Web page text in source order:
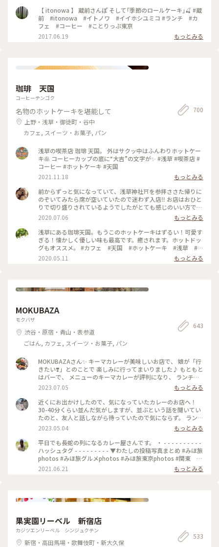
【 itonowa 】 蔵前さんぽ そして｢季節のロールケーキ｣🍒 #蔵
前 #itonowa #イトノワ #イイホシユミコ #ランチ #カ
フェ #コーヒー #ことりっぷ東京
2017.06.19
もっとみる
珈琲 天国
コーヒーテンゴク
名物のホットケーキを堪能して
上野・浅草・御徒町・谷中
カフェ, スイーツ・お菓子, パン
700
浅草の喫茶店 珈琲 天国。 外はサクッ中はふんわりホットケー
キ🥞 コーヒーカップの底に“大吉”の文字が✨ #浅草 #喫茶店 #
コーヒー #ホットケーキ #天国
2021.11.18
もっとみる
前からずっと気になっていて、浅草神社⛩を参拝ささた帰りに
のぞいてみたら席が空いていたので迷わず入店‼️ お店はおひと
りで切り盛りされているようでしたがとても感じのいい方で、
ホットケーキ🥞は昔ながらの素朴なかんじがコーヒー☕️によく
合って美味しかった😆💕
2020.07.06
もっとみる
浅草にある珈琲天国。もうこのホットケーキはずるい！可愛す
ぎる！懐かしく優しい味も最高です。癒されます。ホットドッ
グもオススメ。 #カフェ #天国 #ホットケーキ #浅草 #東
京
2020.05.11 もっとみる
MOKUBAZA
モクバザ
渋谷・原宿・青山・表参道
ごはん, カフェ, スイーツ・お菓子, パン
643
MOKUBAZAさん✨ キーマカレーが美味しいお店で、 娘が「行
きたい❣️」とのことで 楽しみに行ってまいりました♪ もともと
はバーで、 メニューのキーマカレーが評判になり、 ランチタ
イムも営業するようになったとのことです。 20時間以上かけ
て作るキーマカレーは 本当に味わい深くてスパイスたっぷり
で とても美味しいです✨ さらに、小麦粉、化学調味料、人工
添加物 なども入っていないそうで、 身体にも優しいカレーで
す(o^^o) 私たちは、チーズキーマカレーを マンゴーラッシー
と一緒にいただきました♡ モッツァレラチーズがとろ〜り✨
とても美味しかったです❣️ 他にもナッツキーマカレーや、 コリ
アンダーキーマカレー、 アボカドキーマカレーなどなど💕 次
にうかがうのが楽しみになりました•*¨*•.¸¸♡ ★山手線原宿駅
より徒歩9分 ★副都心線北参道駅より徒歩6分 ★総武線千駄ヶ
谷駅より徒歩10分 ★大江戸線国立競技場駅より徒歩10分
#MOKUBAZA #私のことりっぷ旅 #ランチ #チーズキーマカレ
2023.07.05
もっとみる
近くにお出かけしたので、気になっていたカレーのお店へ！
30-40分くらい並んだ気がしますが、並ぶという話を聞いてい
たのと、友人と話しながら待っていたので気にならず。 ランチ
は14時までらしいですが、その時間までに並んでいたら入れる
みたいです🙆🏻‍♀️ 私は、焼きエッグキーマカレー（Sサイズ
¥1,280）をいただきました🍛 熱々で、少し辛めですが、私の
好みの辛さでした（辛いのが苦手な友人は苦労してました😂）
何より、スパイスの香りが最高でした！！ これは行列ができ
るな、、という感じです。 帰宅しても、まだ香りが残っててま
た食べたくなってます😂💓 #MOKUBAZA #カレー #キーマカレ
2023.05.04
もっとみる
平日でも長蛇の列になるカレー屋さんです。 ・ - - - - - - - - - -
ハッシュタグ - - - - - - - - - ▼わたしの投稿写真まとめ #みほ旅
photos #みほ旅グルメphotos #みほ旅東京photos #関東 #
東京都 #東京 #表参道 #東京カフェ #カレー #チーズカレ
ー #モクバザ #MOKUBAZA #夏色さがし - - - - - - - - - - - - - -
2021.06.21 もっとみる
果実園リーベル 新宿店
カジツエンリーベル シンジュクテン
新宿・高田馬場・歌舞伎町・新大久保
533